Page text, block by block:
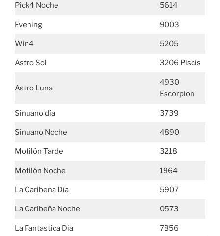
Pick4 Noche 5614
Evening 9003
Win4 5205
Astro Sol 3206 Piscis
Astro Luna
4930
Escorpion
Sinuano día 3739
Sinuano Noche 4890
Motilón Tarde 3218
Motilón Noche 1964
La Caribeña Día 5907
La Caribeña Noche 0573
La Fantastica Dia 7856